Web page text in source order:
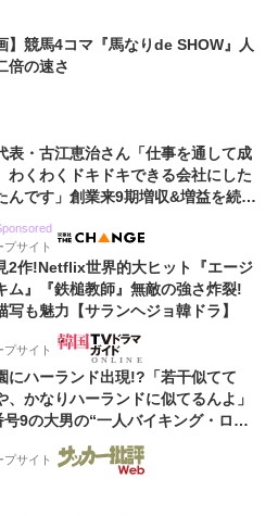
】競馬4コマ『馬なりde SHOW』人
倍の速さ
表・古江恵治さん「仕事を通して成
わくわくドキドキできる会社にした
んです」創業来9期増収&増益を続け
サイト
2作!Netflix世界的大ヒット『エージ
ム』『鉄槌教師』無敵の強さ炸裂!
写も魅力【サランヘジョ韓ドラ】
サイト
にハーランド出現!?「若干似てて
、かなりハーランドに似てるんよ」
9の大男の“一人バイキング・ロ
話題!「元気をもらった」
サイト